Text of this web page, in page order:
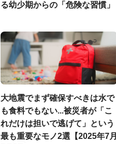
る幼少期からの「危険な習慣」
大地震でまず確保すべきは水で
も食料でもない...被災者が「こ
れだけは担いで逃げて」という
最も重要なモノ2選【2025年7月